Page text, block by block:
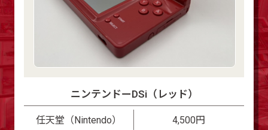
ニンテンドーDSi（レッド）
任天堂（Nintendo） 4,500円